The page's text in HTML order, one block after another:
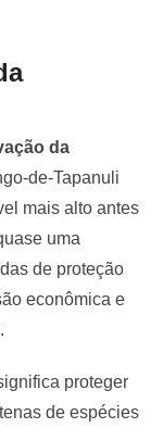
da
de-Tapanuli
mais alto antes
uma
de proteção
econômica e
proteger
de espécies